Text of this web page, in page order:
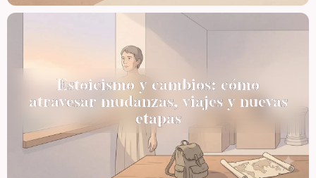
Estoicismo y cambios: cómo
atravesar mudanzas, viajes y nuevas
etapas